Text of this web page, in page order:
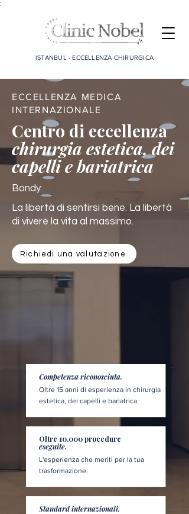
;
ISTANBUL - ECCELLENZA CHIRURGICA
ECCELLENZA MEDICA
INTERNAZIONALE
Centro di eccellenza
chirurgia estetica, dei
capelli e bariatrica
Bondy
La libertà di sentirsi bene. La libertà
di vivere la vita al massimo.
Richiedi una valutazione
Competenza riconosciuta.
Oltre 15 anni di esperienza in chirurgia
estetica, dei capelli e bariatrica.
Oltre 10.000 procedure
eseguite.
L'esperienza che meriti per la tua
trasformazione.
Standard internazionali.